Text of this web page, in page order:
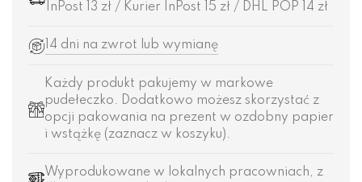
InPost 13 zł / Kurier InPost 15 zł / DHL POP 14 zł
14 dni na zwrot lub wymianę
Każdy produkt pakujemy w markowe
pudełeczko. Dodatkowo możesz skorzystać z
opcji pakowania na prezent w ozdobny papier
i wstążkę (zaznacz w koszyku).
Wyprodukowane w lokalnych pracowniach, z